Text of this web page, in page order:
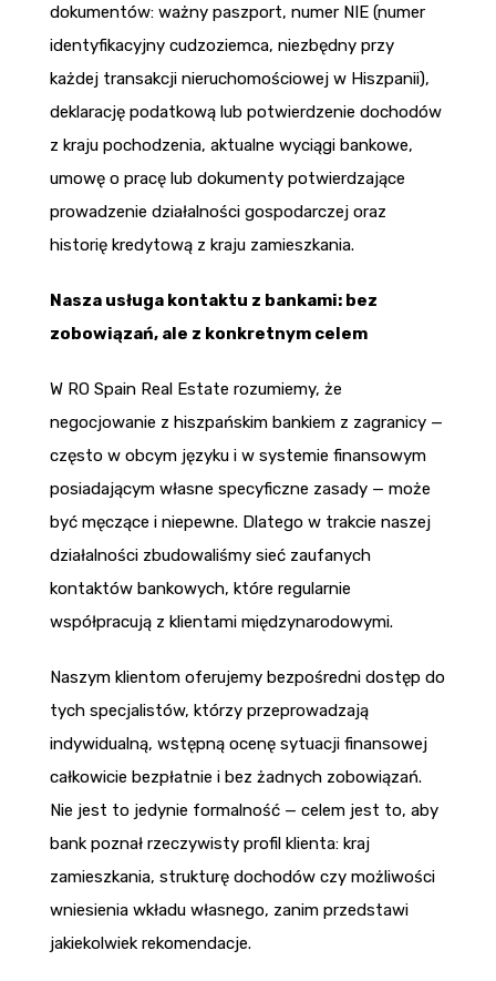
dokumentów: ważny paszport, numer NIE (numer
identyfikacyjny cudzoziemca, niezbędny przy
każdej transakcji nieruchomościowej w Hiszpanii),
deklarację podatkową lub potwierdzenie dochodów
z kraju pochodzenia, aktualne wyciągi bankowe,
umowę o pracę lub dokumenty potwierdzające
prowadzenie działalności gospodarczej oraz
historię kredytową z kraju zamieszkania.
Nasza usługa kontaktu z bankami: bez
zobowiązań, ale z konkretnym celem
W RO Spain Real Estate rozumiemy, że
negocjowanie z hiszpańskim bankiem z zagranicy —
często w obcym języku i w systemie finansowym
posiadającym własne specyficzne zasady — może
być męczące i niepewne. Dlatego w trakcie naszej
działalności zbudowaliśmy sieć zaufanych
kontaktów bankowych, które regularnie
współpracują z klientami międzynarodowymi.
Naszym klientom oferujemy bezpośredni dostęp do
tych specjalistów, którzy przeprowadzają
indywidualną, wstępną ocenę sytuacji finansowej
całkowicie bezpłatnie i bez żadnych zobowiązań.
Nie jest to jedynie formalność — celem jest to, aby
bank poznał rzeczywisty profil klienta: kraj
zamieszkania, strukturę dochodów czy możliwości
wniesienia wkładu własnego, zanim przedstawi
jakiekolwiek rekomendacje.